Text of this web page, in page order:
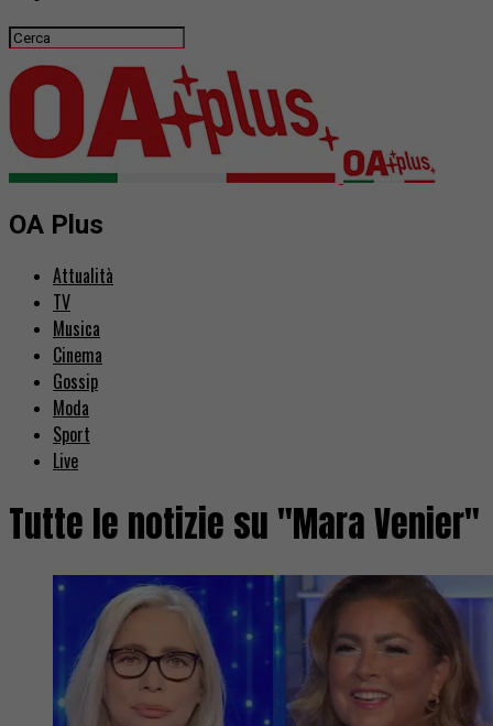
OA Plus
Attualità
TV
Musica
Cinema
Gossip
Moda
Sport
Live
Tutte le notizie su "Mara Venier"